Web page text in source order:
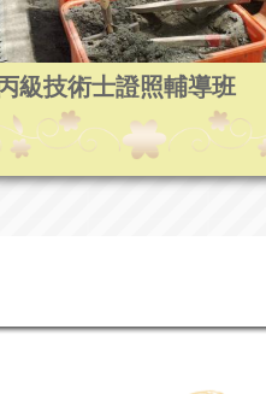
級技術士證照輔導班